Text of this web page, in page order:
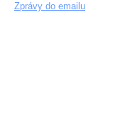
Zprávy do emailu